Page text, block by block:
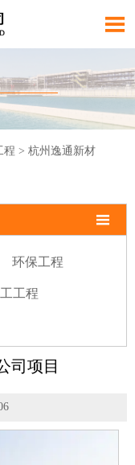

程 > 杭州逸通新材

环保工程
工程
司项目